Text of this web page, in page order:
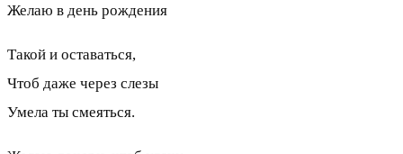
Желаю в день рождения
Такой и оставаться,
Чтоб даже через слезы
Умела ты смеяться.